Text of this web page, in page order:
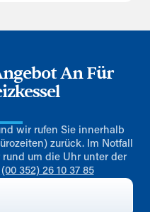
An Für
wir rufen Sie innerhalb
zurück. Im Notfall
um die Uhr unter der
(00 352) 26 10 37 85